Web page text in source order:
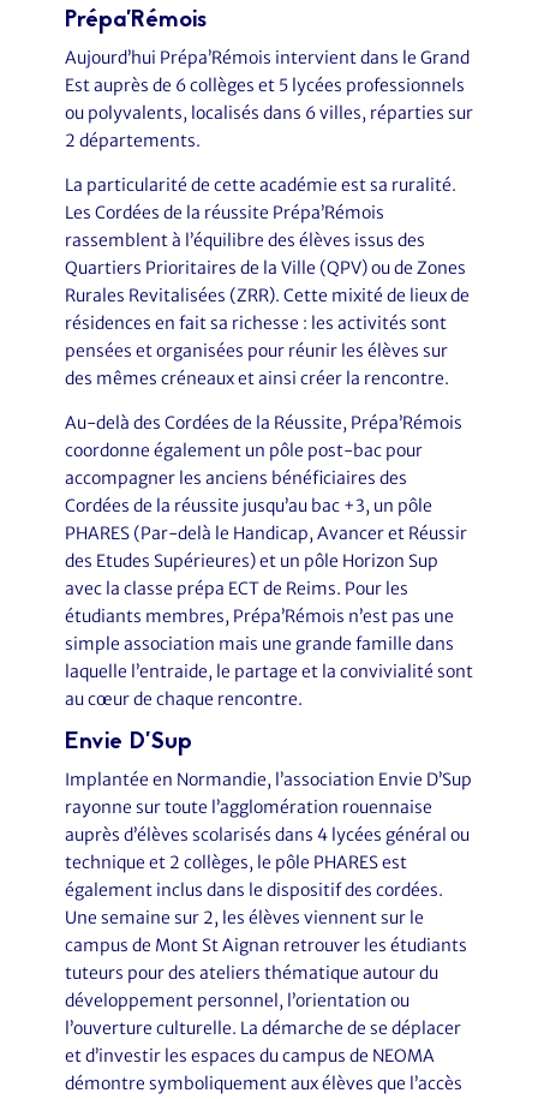
Prépa’Rémois
Aujourd’hui Prépa’Rémois intervient dans le Grand
Est auprès de 6 collèges et 5 lycées professionnels
ou polyvalents, localisés dans 6 villes, réparties sur
2 départements.
La particularité de cette académie est sa ruralité.
Les Cordées de la réussite Prépa’Rémois
rassemblent à l’équilibre des élèves issus des
Quartiers Prioritaires de la Ville (QPV) ou de Zones
Rurales Revitalisées (ZRR). Cette mixité de lieux de
résidences en fait sa richesse : les activités sont
pensées et organisées pour réunir les élèves sur
des mêmes créneaux et ainsi créer la rencontre.
Au-delà des Cordées de la Réussite, Prépa’Rémois
coordonne également un pôle post-bac pour
accompagner les anciens bénéficiaires des
Cordées de la réussite jusqu’au bac +3, un pôle
PHARES (Par-delà le Handicap, Avancer et Réussir
des Etudes Supérieures) et un pôle Horizon Sup
avec la classe prépa ECT de Reims. Pour les
étudiants membres, Prépa’Rémois n’est pas une
simple association mais une grande famille dans
laquelle l’entraide, le partage et la convivialité sont
au cœur de chaque rencontre.
Envie D’Sup
Implantée en Normandie, l’association Envie D’Sup
rayonne sur toute l’agglomération rouennaise
auprès d’élèves scolarisés dans 4 lycées général ou
technique et 2 collèges, le pôle PHARES est
également inclus dans le dispositif des cordées.
Une semaine sur 2, les élèves viennent sur le
campus de Mont St Aignan retrouver les étudiants
tuteurs pour des ateliers thématique autour du
développement personnel, l’orientation ou
l’ouverture culturelle. La démarche de se déplacer
et d’investir les espaces du campus de NEOMA
démontre symboliquement aux élèves que l’accès